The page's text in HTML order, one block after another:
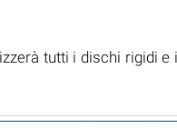
tutti i dischi rigidi e i